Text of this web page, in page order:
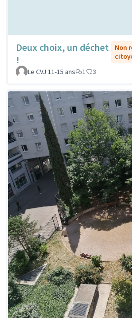
Deux choix, un déchet
!
Non
Le CVJ 11-15 ans
1 3